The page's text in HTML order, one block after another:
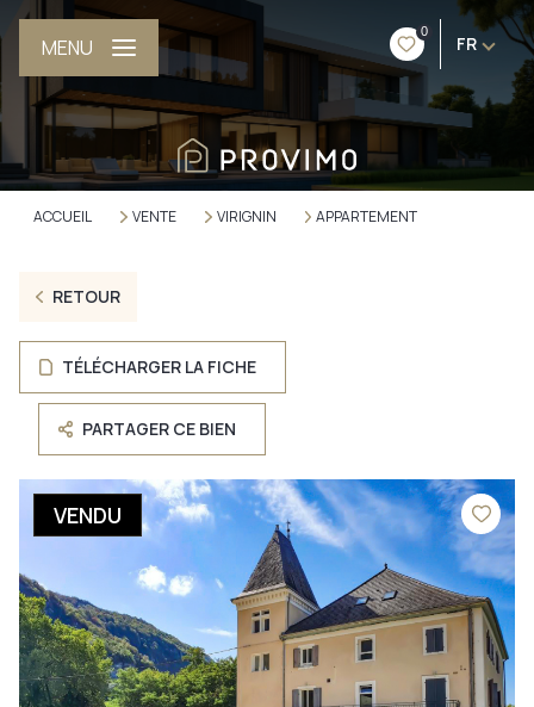
0
FR
MENU
ACCUEIL VENTE VIRIGNIN APPARTEMENT
RETOUR
TÉLÉCHARGER LA FICHE
PARTAGER CE BIEN
VENDU